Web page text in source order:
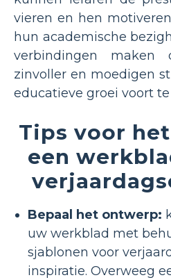
vieren en hen
hun academische
verbindingen maken
zinvoller en moedigen
educatieve groei voort
Tips voor
een
Bepaal het ontwerp:
uw werkblad met
sjablonen voor
inspiratie. Overweeg